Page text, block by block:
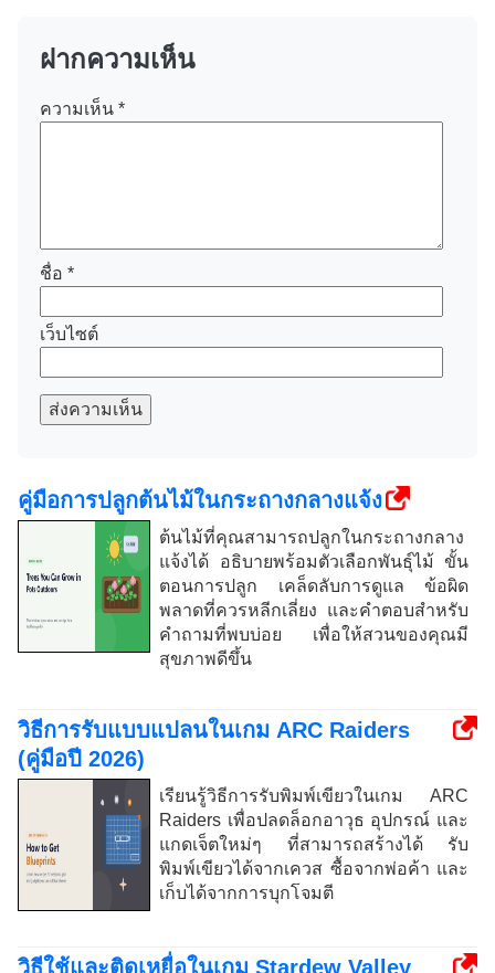
ฝากความเห็น
ความเห็น *
ชื่อ *
เว็บไซต์
ส่งความเห็น
คู่มือการปลูกต้นไม้ในกระถางกลางแจ้ง
ต้นไม้ที่คุณสามารถปลูกในกระถางกลาง
แจ้งได้ อธิบายพร้อมตัวเลือกพันธุ์ไม้ ขั้น
ตอนการปลูก เคล็ดลับการดูแล ข้อผิด
พลาดที่ควรหลีกเลี่ยง และคำตอบสำหรับ
คำถามที่พบบ่อย เพื่อให้สวนของคุณมี
สุขภาพดีขึ้น
วิธีการรับแบบแปลนในเกม ARC Raiders
(คู่มือปี 2026)
เรียนรู้วิธีการรับพิมพ์เขียวในเกม ARC
Raiders เพื่อปลดล็อกอาวุธ อุปกรณ์ และ
แกดเจ็ตใหม่ๆ ที่สามารถสร้างได้ รับ
พิมพ์เขียวได้จากเควส ซื้อจากพ่อค้า และ
เก็บได้จากการบุกโจมตี
วิธีใช้และติดเหยื่อในเกม Stardew Valley